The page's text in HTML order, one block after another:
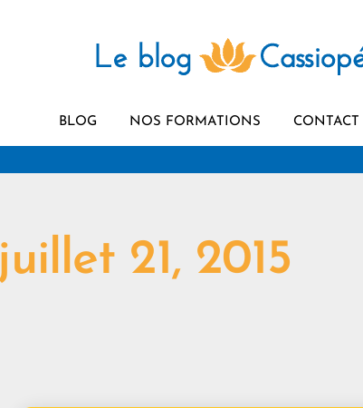
BLOG NOS FORMATIONS CONTACT
juillet 21, 2015